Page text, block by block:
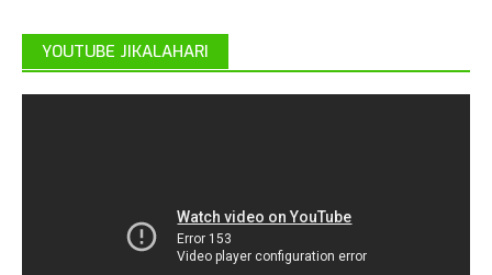
YOUTUBE JIKALAHARI